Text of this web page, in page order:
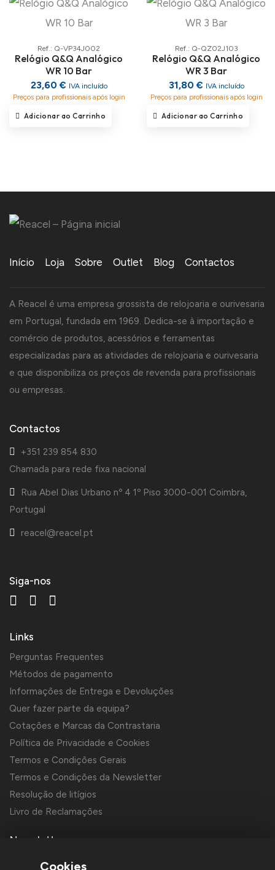
Ref.: Q-VP34J002
Relógio Q&Q Analógico
WR 10 Bar
23,60 € IVA incluído
Preços para profissionais após login
Adicionar ao Carrinho
Ref.: Q-QZ02J103
Relógio Q&Q Analógico
WR 3 Bar
31,80 € IVA incluído
Preços para profissionais após login
Adicionar ao Carrinho
Início Loja Sobre Outlet Blog Contactos
A Reacel é uma empresa grossista de relojoaria e ourivesaria
em Portugal, fundada em 1969. Dedica-se à importação e
comércio de produtos, acessórios e ferramentas
especializadas para as atividades de relojoaria e ourivesaria
e que disponibiliza os preços de revenda para profissionais
ou empresas.
Contactos
+351 239 854 830
Chamada para rede fixa nacional
Rua Abel Dias Urbano nº 4 1º Piso 3000-001 Coimbra,
Portugal
reacel@reacel.pt
Siga-nos
Links
Perguntas Frequentes
Métodos de pagamento
Informações de Entrega e Devoluções
Quer fazer parte da equipa?
Cotações e Marcas da Contrastaria
Política de Privacidade e Cookies
Termos e Condições Gerais
Termos e Condições da Newsletter
Resolução de litígios
Livro de Reclamações
Newsletter
Cookies